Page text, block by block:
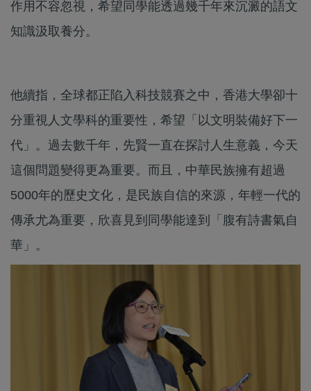
作用不容忽視，希望同學能透過幾千年來沉澱的語文
知識汲取養分。
他續指，全球都正陷入科技競賽之中，香港大學卻十
分重視人文學科的重要性，希望「以文明裝備好下一
代」。過去數千年，先賢一直在探討人生意義，今天
這個問題變得更為重要。而且，中華民族擁有超過
5000年的歷史文化，是民族自信的來源，年輕一代的
傳承尤為重要，欣喜見到同學能達到「腹有詩書氣自
華」。